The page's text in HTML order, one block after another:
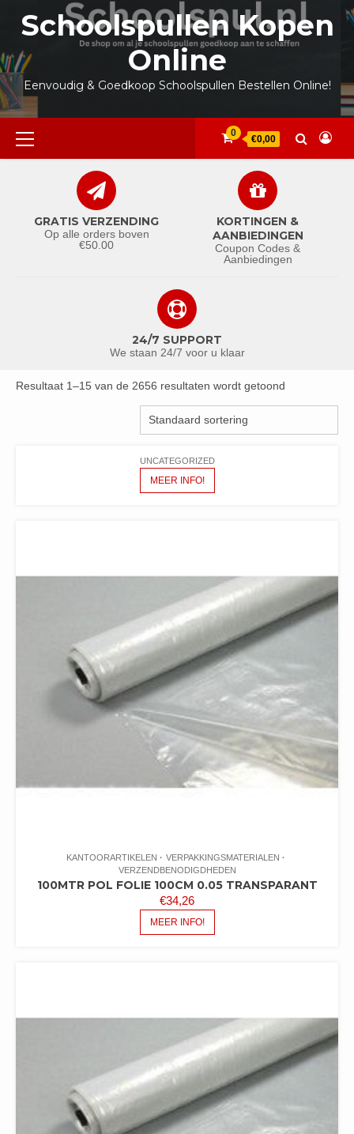
inhoud
Schoolspullen Kopen
Online
Eenvoudig & Goedkoop Schoolspullen Bestellen Online!
Primair
menu
0
€0,00
GRATIS VERZENDING
Op alle orders boven
€50.00
KORTINGEN &
AANBIEDINGEN
Coupon Codes &
Aanbiedingen
24/7 SUPPORT
We staan 24/7 voor u klaar
Resultaat 1–15 van de 2656 resultaten wordt getoond
UNCATEGORIZED
MEER INFO!
KANTOORARTIKELEN
VERPAKKINGSMATERIALEN
VERZENDBENODIGDHEDEN
100MTR POL FOLIE 100CM 0.05 TRANSPARANT
€34,26
MEER INFO!